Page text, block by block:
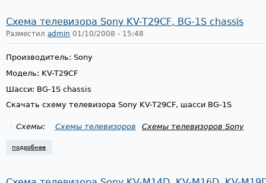
Схема телевизора Sony KV-T29CF, BG-1S chassis
Разместил admin 01/10/2008 - 15:48
Производитель: Sony
Модель: KV-T29CF
Шасси: BG-1S chassis
Скачать схему телевизора Sony KV-T29CF, шасси BG-1S
Схемы: Схемы телевизоров Схемы телевизоров Sony
подробнее